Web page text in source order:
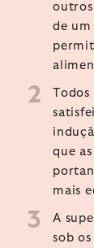
de um
Todos
que
mais
A
sob